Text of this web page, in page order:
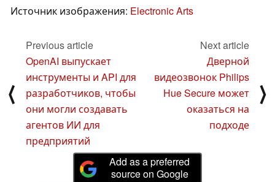
Источник изображения: Electronic Arts
⟨
Previous article
OpenAI выпускает
инструменты и API для
разработчиков, чтобы
они могли создавать
агентов ИИ для
предприятий
Next article
Дверной
видеозвонок Philips
Hue Secure может
оказаться на
подходе
⟩
Add as a preferred
source on Google